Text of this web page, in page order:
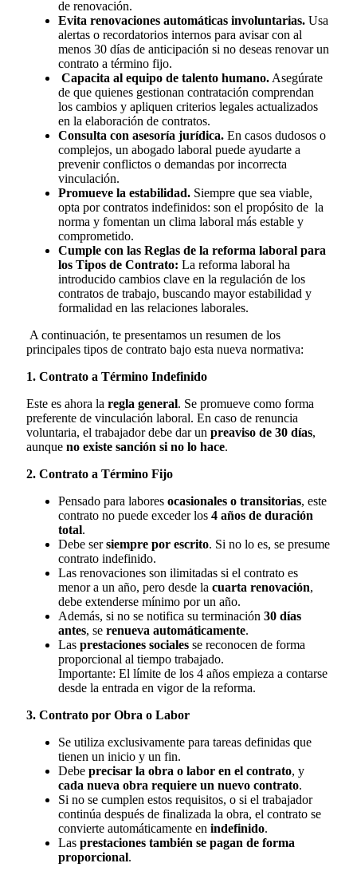
de renovación.
Evita renovaciones automáticas involuntarias. Usa
alertas o recordatorios internos para avisar con al
menos 30 días de anticipación si no deseas renovar un
contrato a término fijo.
Capacita al equipo de talento humano. Asegúrate
de que quienes gestionan contratación comprendan
los cambios y apliquen criterios legales actualizados
en la elaboración de contratos.
Consulta con asesoría jurídica. En casos dudosos o
complejos, un abogado laboral puede ayudarte a
prevenir conflictos o demandas por incorrecta
vinculación.
Promueve la estabilidad. Siempre que sea viable,
opta por contratos indefinidos: son el propósito de la
norma y fomentan un clima laboral más estable y
comprometido.
Cumple con las Reglas de la reforma laboral para
los Tipos de Contrato: La reforma laboral ha
introducido cambios clave en la regulación de los
contratos de trabajo, buscando mayor estabilidad y
formalidad en las relaciones laborales.
A continuación, te presentamos un resumen de los
principales tipos de contrato bajo esta nueva normativa:
1. Contrato a Término Indefinido
Este es ahora la regla general. Se promueve como forma
preferente de vinculación laboral. En caso de renuncia
voluntaria, el trabajador debe dar un preaviso de 30 días,
aunque no existe sanción si no lo hace.
2. Contrato a Término Fijo
Pensado para labores ocasionales o transitorias, este
contrato no puede exceder los 4 años de duración
total.
Debe sersiempre por escrito. Si no lo es, se presume
contrato indefinido.
Las renovaciones son ilimitadas si el contrato es
menor a un año, pero desde la cuarta renovación,
debe extenderse mínimo por un año.
Además, si no se notifica su terminación 30 días
antes, se renueva automáticamente.
Las prestaciones sociales se reconocen de forma
proporcional al tiempo trabajado.
Importante: El límite de los 4 años empieza a contarse
desde la entrada en vigor de la reforma.
3. Contrato por Obra o Labor
Se utiliza exclusivamente para tareas definidas que
tienen un inicio y un fin.
Debe precisar la obra o labor en el contrato, y
cada nueva obra requiere un nuevo contrato.
Si no se cumplen estos requisitos, o si el trabajador
continúa después de finalizada la obra, el contrato se
convierte automáticamente en indefinido.
Las prestaciones también se pagan de forma
proporcional.